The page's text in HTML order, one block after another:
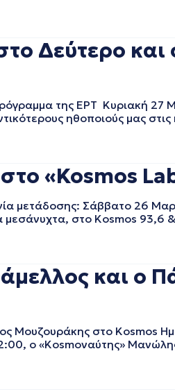
Δεύτερο και
της ΕΡΤ Κυριακή 27
ηθοποιούς μας
«Kosmos
μετάδοσης: Σάββατο 26
στο Kosmos 93,6
και ο
Μουζουράκης στο Kosmos
ο «Kosmoναύτης»